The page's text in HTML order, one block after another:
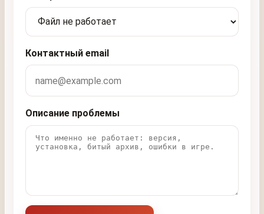
Контактный email
Описание проблемы